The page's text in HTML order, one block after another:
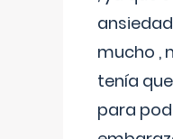
mucho ,
tenía
para